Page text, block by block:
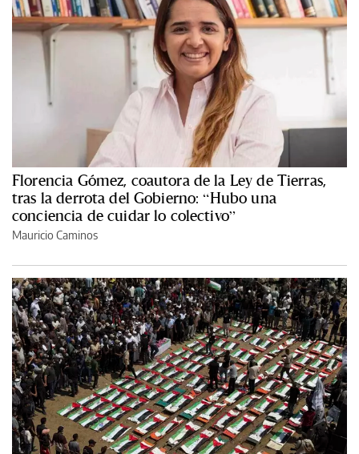
Florencia Gómez, coautora de la Ley de Tierras,
tras la derrota del Gobierno: “Hubo una
conciencia de cuidar lo colectivo”
Mauricio Caminos